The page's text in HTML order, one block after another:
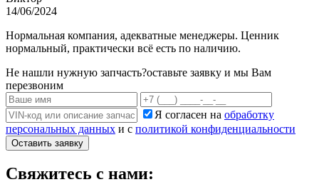
14/06/2024
Нормальная компания, адекватные менеджеры. Ценник
нормальный, практически всё есть по наличию.
Не нашли нужную запчасть?оставьте заявку и мы Вам
перезвоним
Я согласен на обработку
персональных данных и с политикой конфиденциальности
Оставить заявку
Свяжитесь с нами: